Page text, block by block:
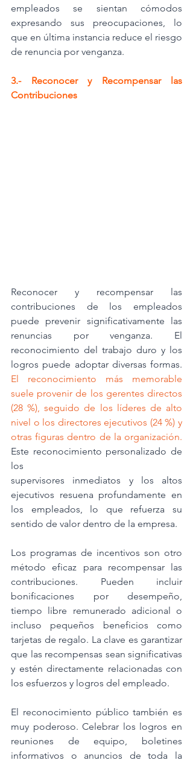
empleados se sientan cómodos
expresando sus preocupaciones, lo
que en última instancia reduce el riesgo
de renuncia por venganza.
3.- Reconocer y Recompensar las
Contribuciones
Reconocer y recompensar las
contribuciones de los empleados
puede prevenir significativamente las
renuncias por venganza. El
reconocimiento del trabajo duro y los
El reconocimiento más memorable
suele provenir de los gerentes directos
(28 %), seguido de los líderes de alto
nivel o los directores ejecutivos (24 %) y
otras figuras dentro de la organización.
Este reconocimiento personalizado de
los
supervisores inmediatos y los altos
ejecutivos resuena profundamente en
los empleados, lo que refuerza su
sentido de valor dentro de la empresa.
Los programas de incentivos son otro
método eficaz para recompensar las
contribuciones. Pueden incluir
bonificaciones por desempeño,
tiempo libre remunerado adicional o
incluso pequeños beneficios como
tarjetas de regalo. La clave es garantizar
que las recompensas sean significativas
y estén directamente relacionadas con
los esfuerzos y logros del empleado.
El reconocimiento público también es
muy poderoso. Celebrar los logros en
reuniones de equipo, boletines
informativos o anuncios de toda la